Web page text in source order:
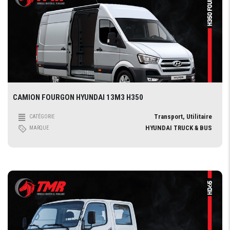
CAMION FOURGON HYUNDAI 13M3 H350
CATÉGORIE Transport, Utilitaire
MARQUE HYUNDAI TRUCK & BUS